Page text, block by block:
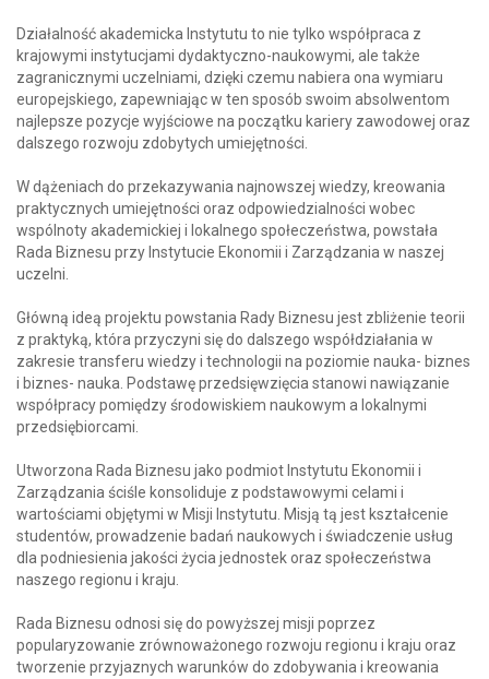
Działalność akademicka Instytutu to nie tylko współpraca z
krajowymi instytucjami dydaktyczno-naukowymi, ale także
zagranicznymi uczelniami, dzięki czemu nabiera ona wymiaru
europejskiego, zapewniając w ten sposób swoim absolwentom
najlepsze pozycje wyjściowe na początku kariery zawodowej oraz
dalszego rozwoju zdobytych umiejętności.
W dążeniach do przekazywania najnowszej wiedzy, kreowania
praktycznych umiejętności oraz odpowiedzialności wobec
wspólnoty akademickiej i lokalnego społeczeństwa, powstała
Rada Biznesu przy Instytucie Ekonomii i Zarządzania w naszej
uczelni.
Główną ideą projektu powstania Rady Biznesu jest zbliżenie teorii
z praktyką, która przyczyni się do dalszego współdziałania w
zakresie transferu wiedzy i technologii na poziomie nauka- biznes
i biznes- nauka. Podstawę przedsięwzięcia stanowi nawiązanie
współpracy pomiędzy środowiskiem naukowym a lokalnymi
przedsiębiorcami.
Utworzona Rada Biznesu jako podmiot Instytutu Ekonomii i
Zarządzania ściśle konsoliduje z podstawowymi celami i
wartościami objętymi w Misji Instytutu. Misją tą jest kształcenie
studentów, prowadzenie badań naukowych i świadczenie usług
dla podniesienia jakości życia jednostek oraz społeczeństwa
naszego regionu i kraju.
Rada Biznesu odnosi się do powyższej misji poprzez
popularyzowanie zrównoważonego rozwoju regionu i kraju oraz
tworzenie przyjaznych warunków do zdobywania i kreowania